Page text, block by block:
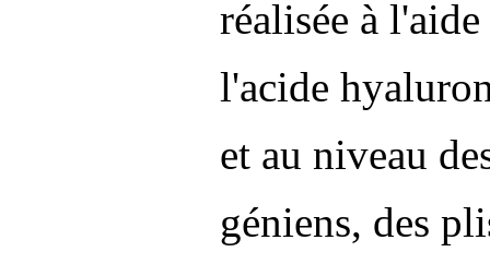
réalisée à
l'acide
et au niveau
géniens, des